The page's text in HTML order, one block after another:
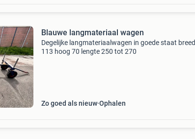
Blauwe langmateriaal wagen
Degelijke langmateriaalwagen in goede staat breed
113 hoog 70 lengte 250 tot 270
Zo goed als nieuw Ophalen